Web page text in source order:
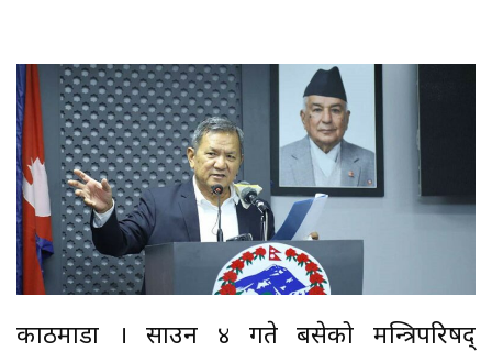
काठमाडौँ । साउन ४ गते बसेको मन्त्रिपरिषद्